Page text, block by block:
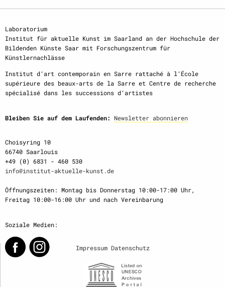
Laboratorium
Institut für aktuelle Kunst im Saarland an der Hochschule der
Bildenden Künste Saar mit Forschungszentrum für
Künstlernachlässe
Institut d‘art contemporain en Sarre rattaché à l‘École
supérieure des beaux-arts de la Sarre et Centre de recherche
spécialisé dans les successions d‘artistes
Bleiben Sie auf dem Laufenden: Newsletter abonnieren
Choisyring 10
66740 Saarlouis
+49 (0) 6831 - 460 530
info@institut-aktuelle-kunst.de
Öffnungszeiten: Montag bis Donnerstag 10:00-17:00 Uhr,
Freitag 10:00-16:00 Uhr und nach Vereinbarung
Soziale Medien:
Impressum Datenschutz